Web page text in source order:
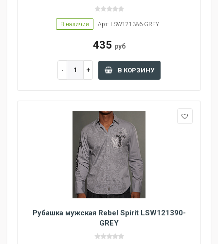
В наличии Арт: LSW121386-GREY
435 руб
В КОРЗИНУ
Рубашка мужская Rebel Spirit LSW121390-
GREY